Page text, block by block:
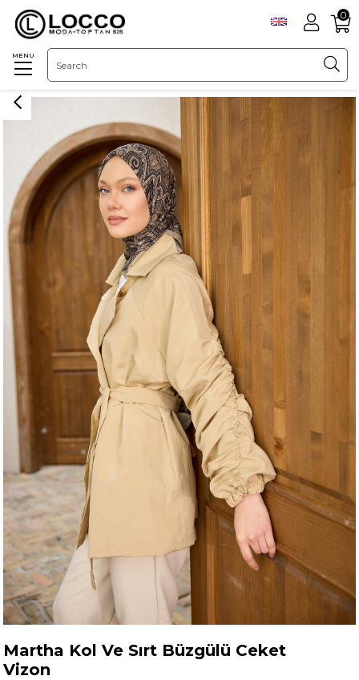
0
MENU
Homepage OUTERWEAR Martha Kol Ve Sırt Büzgülü Ceket Vizon
Martha Kol Ve Sırt Büzgülü Ceket
Vizon